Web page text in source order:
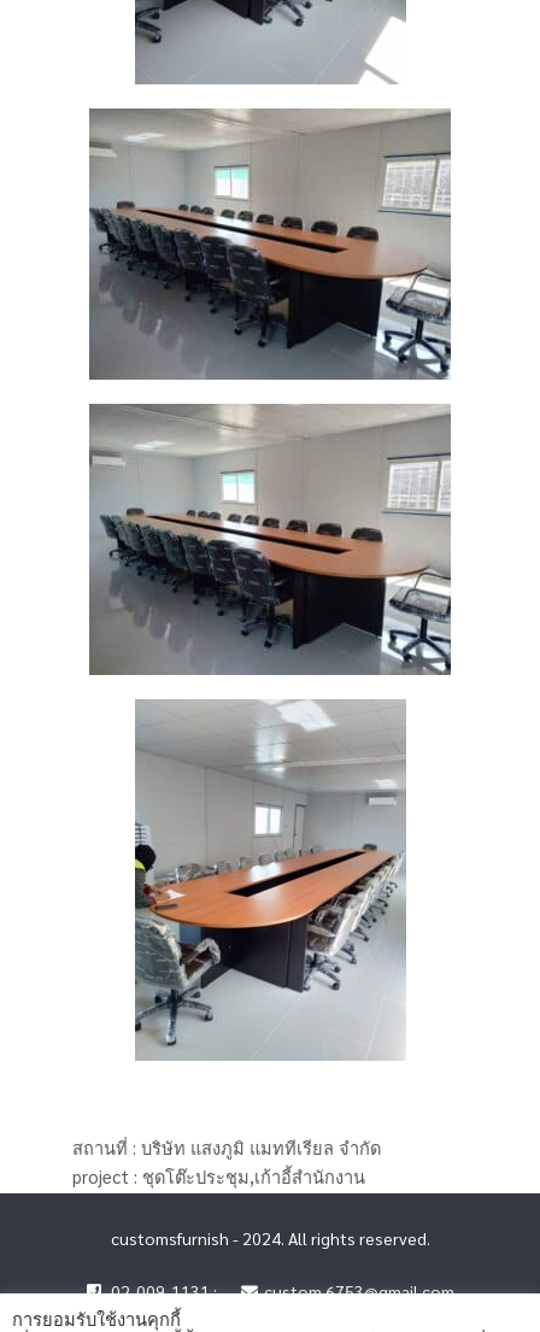
สถานที่ : บริษัท แสงภูมิ แมททีเรียล จำกัด
project : ชุดโต๊ะประชุม,เก้าอี้สำนักงาน
customsfurnish - 2024. All rights reserved.
02-009-1131 : custom.6753@gmail.com
การยอมรับใช้งานคุกกี้